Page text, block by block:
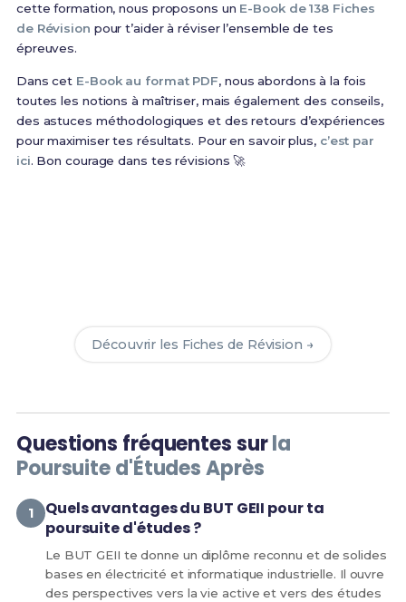
cette formation, nous proposons un E-Book de 138 Fiches
de Révision pour t’aider à réviser l’ensemble de tes
épreuves.
Dans cet E-Book au format PDF, nous abordons à la fois
toutes les notions à maîtriser, mais également des conseils,
des astuces méthodologiques et des retours d’expériences
pour maximiser tes résultats. Pour en savoir plus, c’est par
ici. Bon courage dans tes révisions 🚀
Découvrir les Fiches de Révision →
Questions fréquentes surla
Poursuite d'Études Après
Quels avantages du BUT GEII pour ta
poursuite d'études ?
Le BUT GEII te donne un diplôme reconnu et de solides
bases en électricité et informatique industrielle. Il ouvre
des perspectives vers la vie active et vers des études